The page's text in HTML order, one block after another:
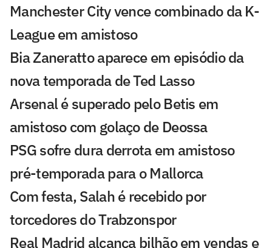
Manchester City vence combinado da K-
League em amistoso
Bia Zaneratto aparece em episódio da
nova temporada de Ted Lasso
Arsenal é superado pelo Betis em
amistoso com golaço de Deossa
PSG sofre dura derrota em amistoso
pré-temporada para o Mallorca
Com festa, Salah é recebido por
torcedores do Trabzonspor
Real Madrid alcança bilhão em vendas e